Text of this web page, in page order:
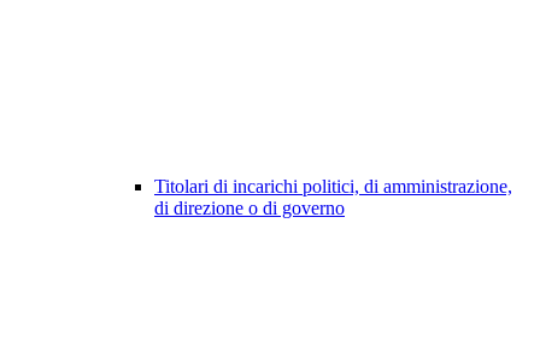
Titolari di incarichi politici, di amministrazione,
di direzione o di governo